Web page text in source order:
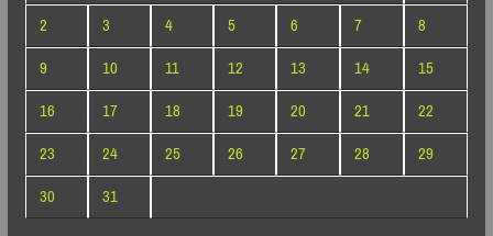
2
3 4 5 6 7
8
9
10 11 12 13 14
15
16
17 18 19 20 21
22
23
24 25 26 27 28
29
30
31